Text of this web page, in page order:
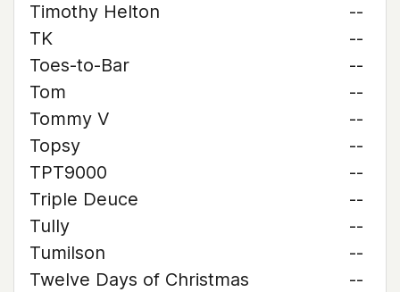
Timothy Helton
--
TK
--
Toes-to-Bar
--
Tom
--
Tommy V
--
Topsy
--
TPT9000
--
Triple Deuce
--
Tully
--
Tumilson
--
Twelve Days of Christmas
--